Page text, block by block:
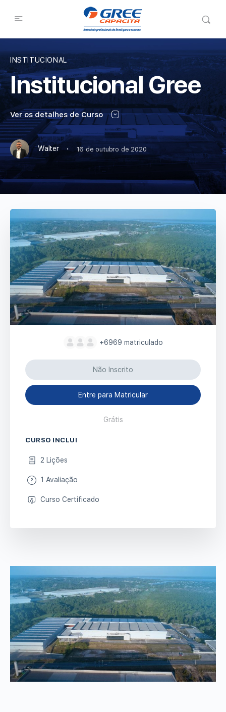
INSTITUCIONAL
Institucional Gree
Ver os detalhes de Curso
Walter · 16 de outubro de 2020
+6969 matriculado
Não Inscrito
Entre para Matricular
Grátis
CURSO INCLUI
2 Lições
1 Avaliação
Curso Certificado